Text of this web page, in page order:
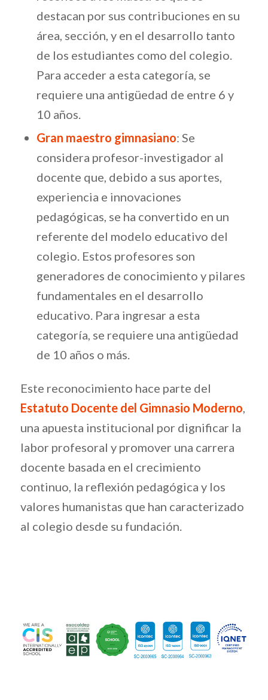
destacan por sus contribuciones en su
área, sección, y en el desarrollo tanto
de los estudiantes como del colegio.
Para acceder a esta categoría, se
requiere una antigüedad de entre 6 y
10 años.
Gran maestro gimnasiano: Se
considera profesor-investigador al
docente que, debido a sus aportes,
experiencia e innovaciones
pedagógicas, se ha convertido en un
referente del modelo educativo del
colegio. Estos profesores son
generadores de conocimiento y pilares
fundamentales en el desarrollo
educativo. Para ingresar a esta
categoría, se requiere una antigüedad
de 10 años o más.
Este reconocimiento hace parte del
Estatuto Docente del Gimnasio Moderno,
una apuesta institucional por dignificar la
labor profesoral y promover una carrera
docente basada en el crecimiento
continuo, la reflexión pedagógica y los
valores humanistas que han caracterizado
al colegio desde su fundación.